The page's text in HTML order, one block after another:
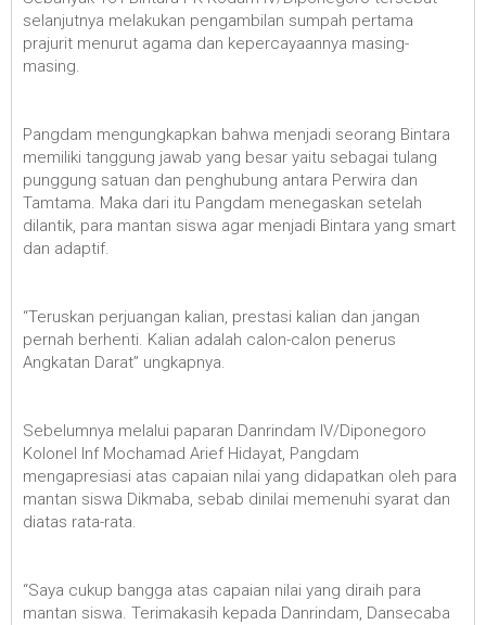
selanjutnya melakukan pengambilan sumpah pertama
prajurit menurut agama dan kepercayaannya masing-
masing.
Pangdam mengungkapkan bahwa menjadi seorang Bintara
memiliki tanggung jawab yang besar yaitu sebagai tulang
punggung satuan dan penghubung antara Perwira dan
Tamtama. Maka dari itu Pangdam menegaskan setelah
dilantik, para mantan siswa agar menjadi Bintara yang smart
dan adaptif.
“Teruskan perjuangan kalian, prestasi kalian dan jangan
pernah berhenti. Kalian adalah calon-calon penerus
Angkatan Darat” ungkapnya.
Sebelumnya melalui paparan Danrindam IV/Diponegoro
Kolonel Inf Mochamad Arief Hidayat, Pangdam
mengapresiasi atas capaian nilai yang didapatkan oleh para
mantan siswa Dikmaba, sebab dinilai memenuhi syarat dan
diatas rata-rata.
“Saya cukup bangga atas capaian nilai yang diraih para
mantan siswa. Terimakasih kepada Danrindam, Dansecaba